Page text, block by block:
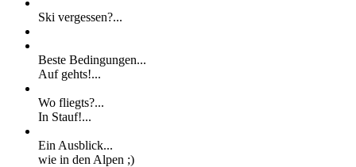
Ski vergessen?...
Beste Bedingungen...
Auf gehts!...
Wo fliegts?...
In Stauf!...
Ein Ausblick...
wie in den Alpen ;)